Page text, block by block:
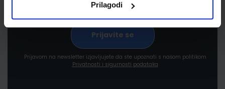
Prilagodi
Prijavom na newsletter izjavljujete da ste upoznati s našom politikom
Privatnosti i sigurnosti podataka